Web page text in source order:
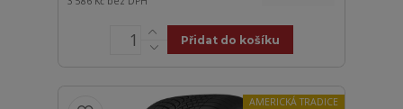
Přidat do košíku
AMERICKÁ TRADICE